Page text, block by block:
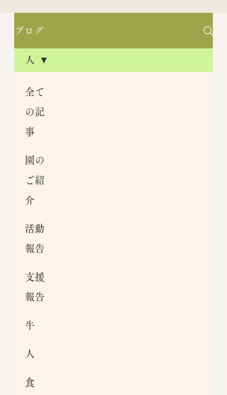
ブログ
全て
の記
事
園の
ご紹
介
活動
報告
支援
報告
牛
人
食
人